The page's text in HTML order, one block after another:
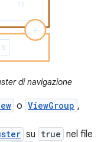
di navigazione
o ViewGroup ,
su true nel file